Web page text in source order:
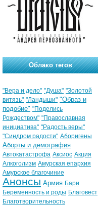
Облако тегов
"Вера и дело" "Душа" "Золотой
витязь" "Ландыши" "Образ и
подобие" "Поделись
Рождеством" "Православная
инициатива" "Радость веры"
"Синдром радости" Аборигены
Аборты и демография
Автокатастрофа Аксиос Акция
Алкоголизм Амурская епархия
Амурское благочиние
Анонсы Армия Бари
Беременность и роды Благовест
Благотворительность